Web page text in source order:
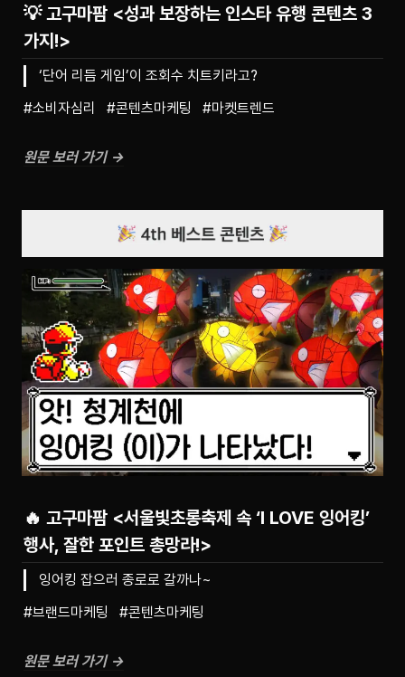
💡 고구마팜 <성과 보장하는 인스타 유행 콘텐츠 3
가지!>
‘단어 리듬 게임’이 조회수 치트키라고?
#소비자심리   #콘텐츠마케팅   #마켓트렌드
원문 보러 가기 →
🔥 고구마팜 <서울빛초롱축제 속 ‘I LOVE 잉어킹’
행사, 잘한 포인트 총망라!>
잉어킹 잡으러 종로로 갈까나~
#브랜드마케팅   #콘텐츠마케팅
원문 보러 가기 →